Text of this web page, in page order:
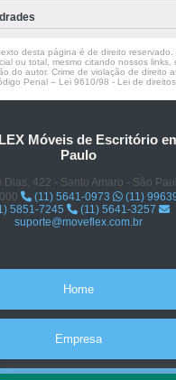
desta página é de direito reservado.
ou total, mesmo citando nossos links,
do autor. Crime de violação de direito
Penal – Lei 9610/98 - Lei de
Móveis de Escritório
Paulo
Dias, 422 - Santo Amaro - São
(11) 5641-0973
(11)
5851-7245
(11) 5641-3257
suporte@moveflex.com.br
Home
Empresa